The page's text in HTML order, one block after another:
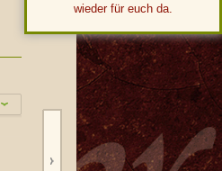
wieder für euch da.